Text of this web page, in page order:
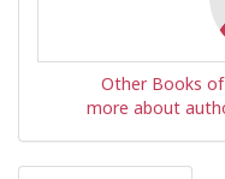
Other
more about